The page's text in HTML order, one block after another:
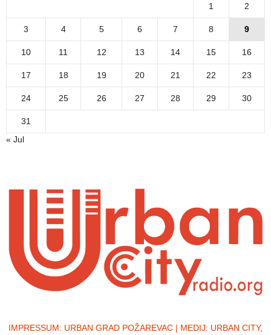
1 2
3 4 5 6 7 8 9
10 11 12 13 14 15 16
17 18 19 20 21 22 23
24 25 26 27 28 29 30
31
« Jul
IMPRESSUM: URBAN GRAD POŽAREVAC | MEDIJ: URBAN CITY,